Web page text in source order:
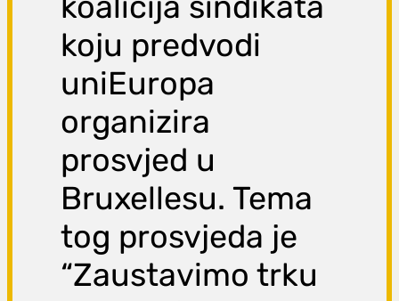
koju predvodi
uniEuropa
organizira
prosvjed u
Bruxellesu. Tema
tog prosvjeda je
“Zaustavimo trku